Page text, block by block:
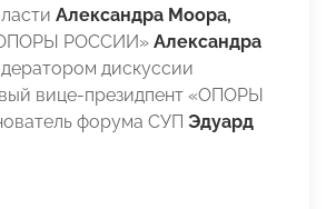
Александра Моора,
РОССИИ» Александра
дискуссии
вице-президпент «ОПОРЫ
форума СУП Эдуард